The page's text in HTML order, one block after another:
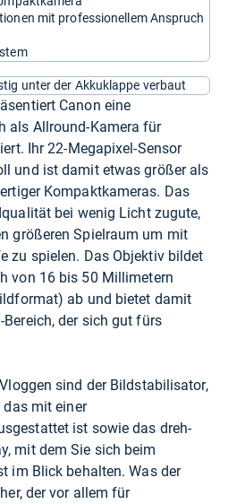
mit professionellem Anspruch
unter der Akkuklappe verbaut
Canon eine
als Allround-Kamera für
Ihr 22-Megapixel-Sensor
und ist damit etwas größer als
Kompaktkameras. Das
bei wenig Licht zugute,
größeren Spielraum um mit
zu spielen. Das Objektiv bildet
von 16 bis 50 Millimetern
ab und bietet damit
der sich gut fürs
sind der Bildstabilisator,
mit einer
ist sowie das dreh-
mit dem Sie sich beim
im Blick behalten. Was der
der vor allem für